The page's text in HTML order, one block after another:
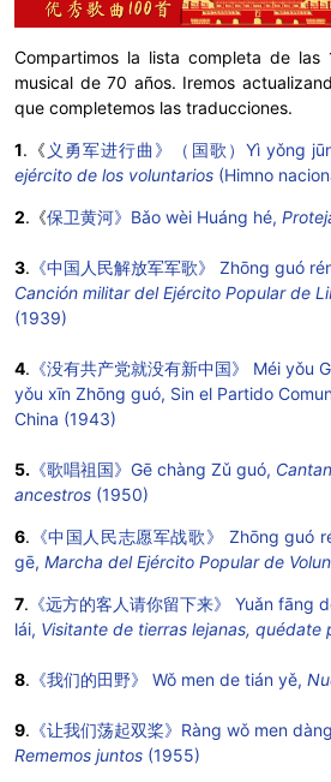
Compartimos la lista completa de las
musical de 70 años. Iremos
que completemos las traducciones.
1.《 义勇军进行曲》（国歌）Yì yǒng
ejército de los voluntarios (Himno
2.《保卫黄河》Bǎo wèi Huáng hé,
3. 《中国人民解放军军歌》 Zhōng guó
Canción militar del Ejército Popular de
(1939)
4. 《没有共产党就没有新中国》 Méi yǒu
yǒu xīn Zhōng guó, Sin el Partido
China (1943)
5. 《歌唱祖国》Gē chàng Zǔ guó,
ancestros (1950)
6. 《中国人民志愿军战歌》 Zhōng guó
gē, Marcha del Ejército Popular de
7. 《远方的客人请你留下来》 Yuǎn fāng
lái, Visitante de tierras lejanas, quédate
8. 《我们的田野》 Wǒ men de tián yě,
9. 《让我们荡起双桨》Ràng wǒ men
Rememos juntos (1955)